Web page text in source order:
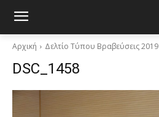
Αρχική Δελτίο Τύπου Βραβεύσεις 2019
DSC_1458